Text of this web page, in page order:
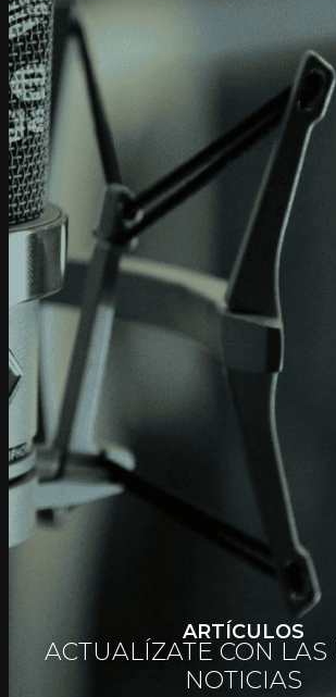
ARTÍCULOS
ACTUALÍZATE CON
NOTICIAS